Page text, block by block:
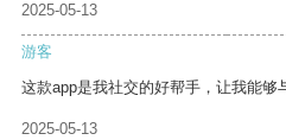
2025-05-13
游客
这款app是我社交的好帮手，让我能够
2025-05-13